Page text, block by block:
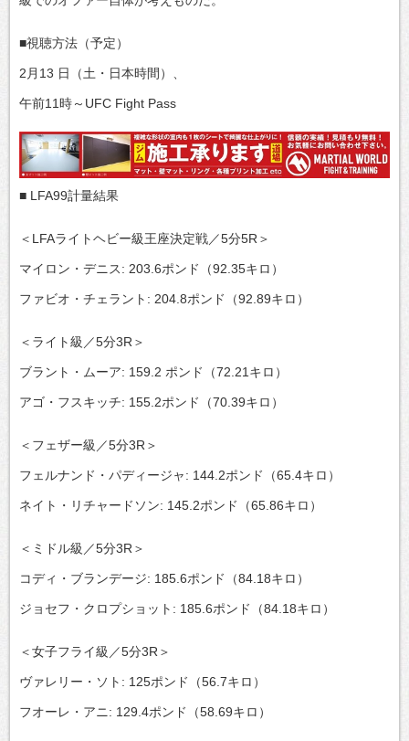
■視聴方法（予定）
2月13 日（土・日本時間）、
午前11時～UFC Fight Pass
■ LFA99計量結果
＜LFAライトヘビー級王座決定戦／5分5R＞
マイロン・デニス: 203.6ポンド（92.35キロ）
ファビオ・チェラント: 204.8ポンド（92.89キロ）
＜ライト級／5分3R＞
ブラント・ムーア: 159.2 ポンド（72.21キロ）
アゴ・フスキッチ: 155.2ポンド（70.39キロ）
＜フェザー級／5分3R＞
フェルナンド・パディージャ: 144.2ポンド（65.4キロ）
ネイト・リチャードソン: 145.2ポンド（65.86キロ）
＜ミドル級／5分3R＞
コディ・ブランデージ: 185.6ポンド（84.18キロ）
ジョセフ・クロプショット: 185.6ポンド（84.18キロ）
＜女子フライ級／5分3R＞
ヴァレリー・ソト: 125ポンド（56.7キロ）
フオーレ・アニ: 129.4ポンド（58.69キロ）